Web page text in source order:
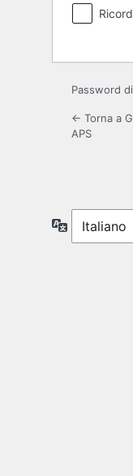
Password
← Torna a
APS
Lingua